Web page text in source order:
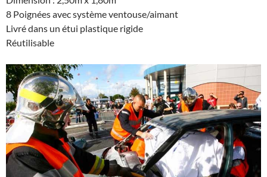
8 Poignées avec système ventouse/aimant
Livré dans un étui plastique rigide
Réutilisable